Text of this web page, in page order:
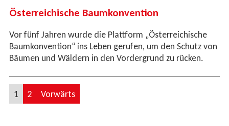
Österreichische Baumkonvention
Vor fünf Jahren wurde die Plattform „Österreichische
Baumkonvention“ ins Leben gerufen, um den Schutz von
Bäumen und Wäldern in den Vordergrund zu rücken.
1 2 Vorwärts